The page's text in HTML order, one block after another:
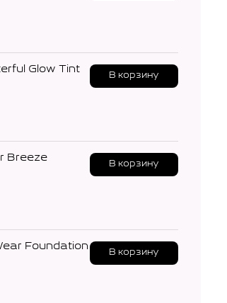
Glow Tint
В корзину
Breeze
В корзину
Foundation
В корзину